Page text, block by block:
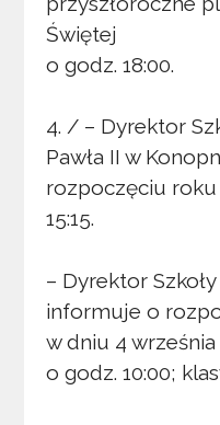
Świętej
o godz. 18:00.
4. / – Dyrektor
Pawła II w
rozpoczęciu
15:15.
– Dyrektor
informuje o
w dniu 4 września
o godz. 10:00;